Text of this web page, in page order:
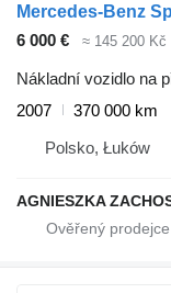
Mercedes-Benz
6 000 €
≈ 145 200 Kč
Nákladní vozidlo na
2007
370 000 km
Polsko, Łuków